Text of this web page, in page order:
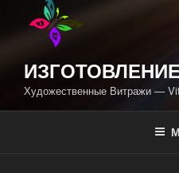
Художественные Витражи —